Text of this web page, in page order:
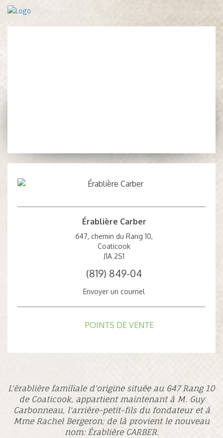
Érablière Carber
647, chemin du Rang 10,
Coaticook
J1A 2S1
(819) 849-04
Envoyer un courriel
POINTS DE VENTE
L'érablière familiale d'origine située au 647 Rang 10
de Coaticook, appartient maintenant à M. Guy
Carbonneau, l'arrière-petit-fils du fondateur et à
Mme Rachel Bergeron; de là provient le nouveau
nom: Érablière CARBER.